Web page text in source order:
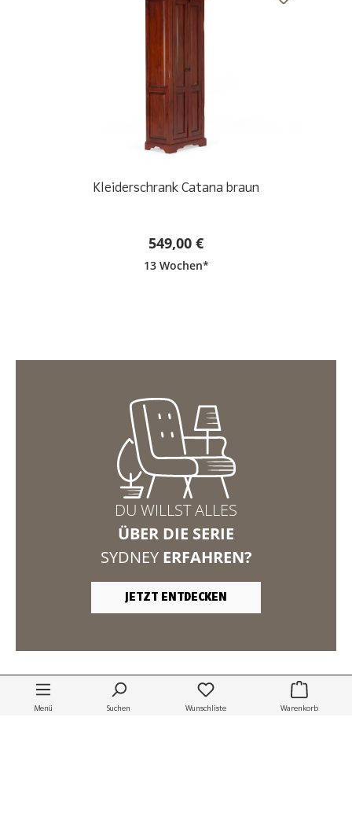
Menü Suchen Wunschliste Warenkorb
Flurmöbel Set Sydney, Akazie hell
Kleiderschrank Catana braun
549,00 €
13 Wochen*
DU WILLST ALLES
ÜBER DIE SERIE
SYDNEYERFAHREN?
JETZT ENTDECKEN
WWW.MASSIVUM.DE